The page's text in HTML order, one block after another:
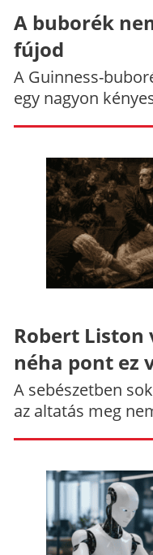
A buborék
fújod
A Guinness-
egy nagyon
Robert
néha pont ez
A sebészetben
az altatás meg